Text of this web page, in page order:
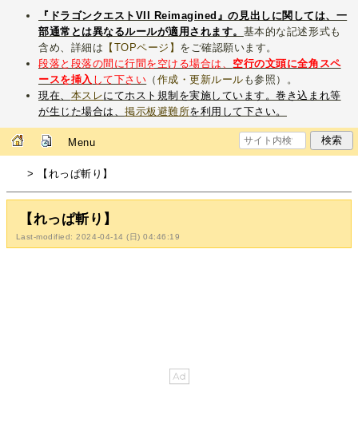
『ドラゴンクエストVII Reimagined』の見出しに関しては、一
部通常とは異なるルールが適用されます。 基本的な記述形式も
含め、詳細は 【TOPページ】 をご確認願います。
段落と段落の間に行間を空ける場合は、 空行の文頭に全角スペ
ースを挿入 して下さい （ 作成・更新ルール も参照）。
現在、 本スレにてホスト規制を実施しています。巻き込まれ等
が生じた場合は、掲示板避難所を利用して下さい。
Menu
> 【れっぱ斬り】
【れっぱ斬り】
Last-modified: 2024-04-14 (日) 04:46:19